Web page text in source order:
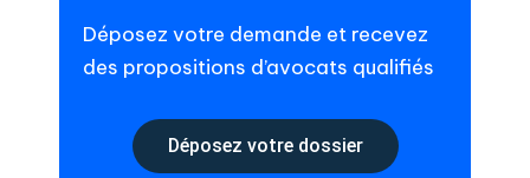
Déposez votre demande et recevez
des propositions d’avocats qualifiés
Déposez votre dossier